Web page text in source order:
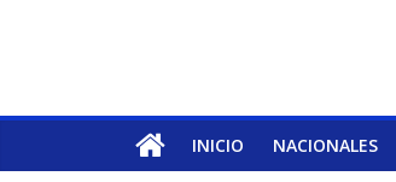
INICIO NACIONALES